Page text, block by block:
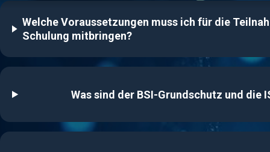
Welche Voraussetzungen muss ich für die
Schulung mitbringen?
Was sind der BSI-Grundschutz und die